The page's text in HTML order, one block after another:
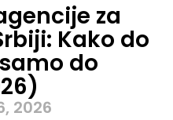
za
Kako do
do
2026